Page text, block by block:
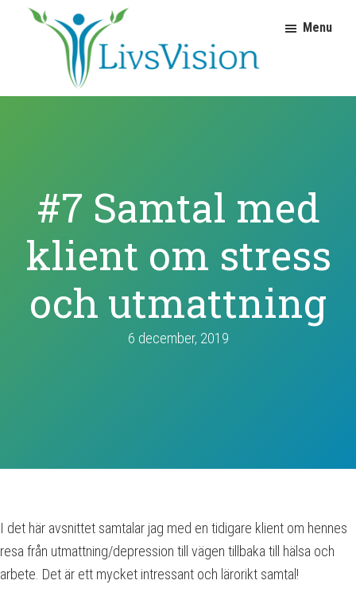
Hoppa
huvudnavigering
Hoppa
huvudinnehåll
LivsVision
Menu
#7 Samtal med
klient om stress
och utmattning
6 december, 2019
I det här avsnittet samtalar jag med en tidigare klient om hennes
resa från utmattning/depression till vägen tillbaka till hälsa och
arbete. Det är ett mycket intressant och lärorikt samtal!